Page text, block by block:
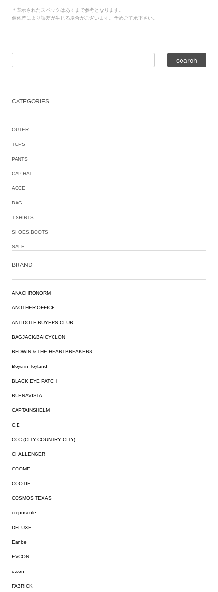
＊表示されたスペックはあくまで参考となります。
個体差により誤差が生じる場合がございます。予めご了承下さい。
CATEGORIES
OUTER
TOPS
PANTS
CAP,HAT
ACCE
BAG
T-SHIRTS
SHOES,BOOTS
SALE
BRAND
ANACHRONORM
ANOTHER OFFICE
ANTIDOTE BUYERS CLUB
BAGJACK/BAICYCLON
BEDWIN & THE HEARTBREAKERS
Boys in Toyland
BLACK EYE PATCH
BUENAVISTA
CAPTAINSHELM
C.E
CCC (CITY COUNTRY CITY)
CHALLENGER
COOME
COOTIE
COSMOS TEXAS
crepuscule
DELUXE
Eanbe
EVCON
e.sen
FABRICK